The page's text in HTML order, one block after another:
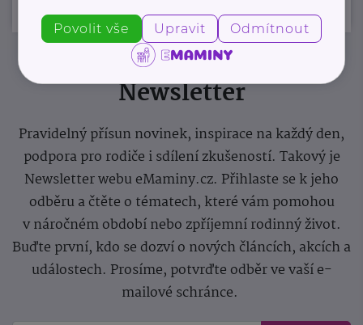
Newsletter
Pravidelný přísun novinek, inspirace na každý den,
podpora pro rodiče i sdílení zkušeností. Takový je
Newsletter webu eMaminy.cz. Přihlaste se k jeho
odběru a čtěte o tématech, které vám pomohou
v náročném období nebo zpříjemní rodinný život.
Buďte první, kdo se dozví o nových článcích, akcích a
událostech. Prosíme, potvrďte odběr ve vaší e-
mailové schránce.
Povolit vše Upravit Odmítnout